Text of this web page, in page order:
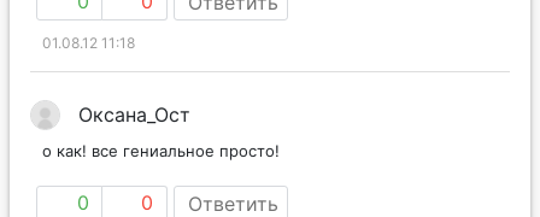
01.08.12 11:18
Оксана_Ост
о как! все гениальное просто!
0 0 Ответить